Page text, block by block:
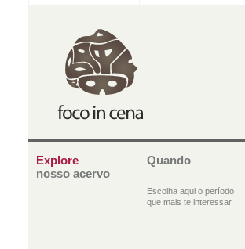
Explore
nosso acervo
Quando
Escolha aqui o período
que mais te interessar.